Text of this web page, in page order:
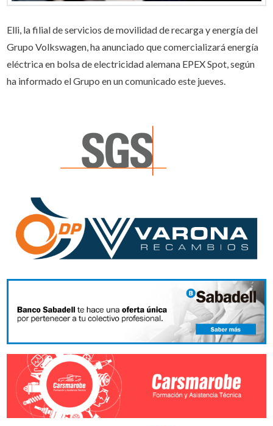
Elli, la filial de servicios de movilidad de recarga y energía del
Grupo Volkswagen, ha anunciado que comercializará energía
eléctrica en bolsa de electricidad alemana EPEX Spot, según
ha informado el Grupo en un comunicado este jueves.